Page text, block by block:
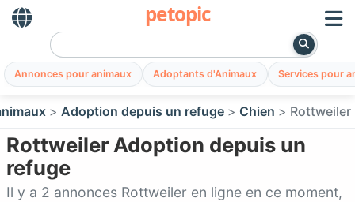
petopic
Annonces pour animaux Adoptants d'Animaux Services pour
Adoption depuis un refuge Chien Rottweiler
Rottweiler Adoption depuis un
refuge
Il y a 2 annonces Rottweiler en ligne en ce moment,